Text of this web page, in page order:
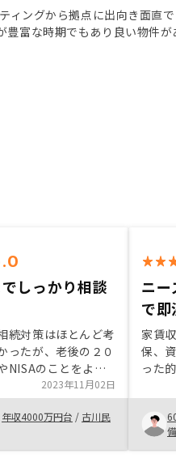
ィングから拠点に出向き面直
豊富な時期でもあり良い物件が
しっかり相談
続対策はほとんど考
ったが、老後の２０
NISAのことをよく
てから少しずつ自分
えるようになった。
対やったほうがいい
、相続税のことを考
も早めに始めないと
2023年11月02日
年収4000万円台 / 古川民
ニ
で即
家賃
保、
った
った
経営
つと
と思